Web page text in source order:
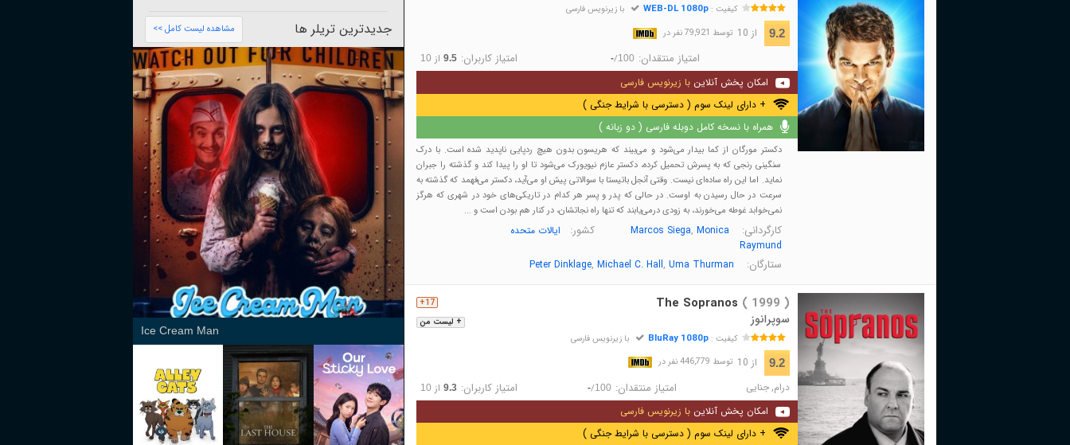
کیفیت :WEB-DL 1080p با زیرنویس فارسی
9.2 از 10 توسط 79,921 نفر در
امتیاز منتقدان: -/100 امتیاز کاربران: 9.5 از 10
امکان پخش آنلاین با زیرنویس فارسی
+ دارای لینک سوم ( دسترسی با شرایط جنگی )
همراه با نسخه کامل دوبله فارسی ( دو زبانه )
دکستر مورگان از کما بیدار می‌شود و می‌بیند که هریسون بدون هیچ ردپایی ناپدید شده است. با درک
سنگینی رنجی که به پسرش تحمیل کرده، دکستر عازم نیویورک می‌شود تا او را پیدا کند و گذشته را جبران
نماید. اما این راه ساده‌ای نیست. وقتی آنجل باتیستا با سوالاتی پیش او می‌آید، دکستر می‌فهمد که گذشته به
سرعت در حال رسیدن به اوست. در حالی که پدر و پسر هر کدام در تاریکی‌های خود در شهری که هرگز
نمی‌خوابد غوطه می‌خورند، به زودی درمی‌یابند که تنها راه نجاتشان، در کنار هم بودن است و ...
کارگردانی: Marcos Siega, Monica
Raymund
کشور: ایالات متحده
ستارگان: Peter Dinklage, Michael C. Hall, Uma Thurman
+ لیست من
17+ The Sopranos ( 1999 )
سوپرانوز
کیفیت :BluRay 1080p با زیرنویس فارسی
9.2 از 10 توسط 446,779 نفر در
درام, جنایی امتیاز منتقدان: -/100 امتیاز کاربران: 9.3 از 10
امکان پخش آنلاین با زیرنویس فارسی
+ دارای لینک سوم ( دسترسی با شرایط جنگی )
جدیدترین تریلر ها مشاهده لیست کامل >>
Ice Cream Man